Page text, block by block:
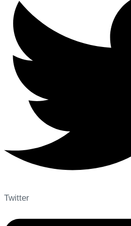
Twitter